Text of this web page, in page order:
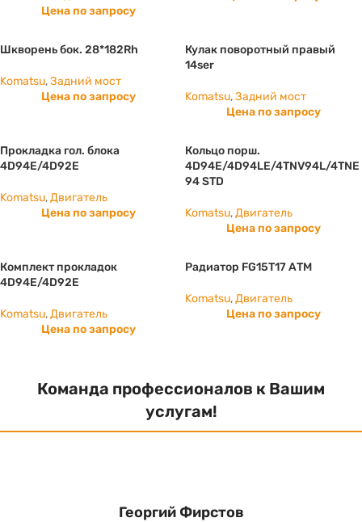
Цена по запросу
Шкворень бок. 28*182Rh
Komatsu,Задний мост
Цена по запросу
Кулак поворотный правый
14ser
Komatsu,Задний мост
Цена по запросу
Прокладка гол. блока
4D94E/4D92E
Komatsu,Двигатель
Цена по запросу
Кольцо порш.
4D94E/4D94LE/4TNV94L/4TNE
94 STD
Komatsu,Двигатель
Цена по запросу
Комплект прокладок
4D94E/4D92E
Komatsu,Двигатель
Цена по запросу
Радиатор FG15T17 АТМ
Komatsu,Двигатель
Цена по запросу
Команда профессионалов к Вашим
услугам!
Георгий Фирстов